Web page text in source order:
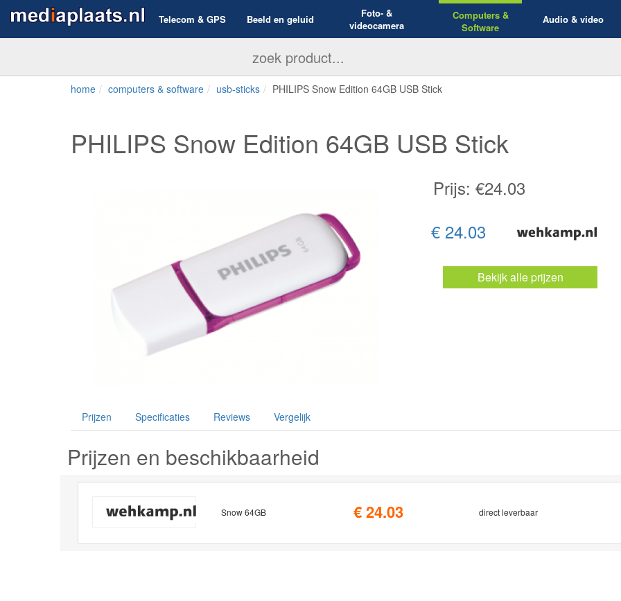
Telecom & GPS Beeld en geluid
Foto- &
videocamera
Computers &
Software
Audio & video
home computers & software usb-sticks PHILIPS Snow Edition 64GB USB Stick
PHILIPS Snow Edition 64GB USB Stick
Prijs: €24.03
€ 24.03
Bekijk alle prijzen
Prijzen Specificaties Reviews Vergelijk
Prijzen en beschikbaarheid
Snow 64GB € 24.03 direct leverbaar